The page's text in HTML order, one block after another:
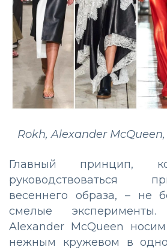
Rokh, Alexander
Главный принцип,
руководствоваться
весеннего образа, – не
смелые
Alexander McQueen
нежным кружевом в